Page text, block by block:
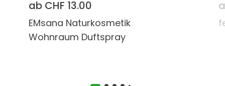
ab CHF 13.00
EMsana Naturkosmetik
Wohnraum Duftspray